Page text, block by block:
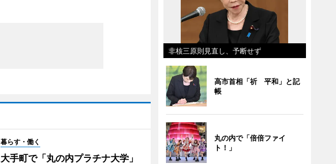
暮らす・働く
大手町で「丸の内プラチナ大学」
非核三原則見直し、予断せず
高市首相「祈 平和」と記
帳
丸の内で「倍倍ファイ
ト！」